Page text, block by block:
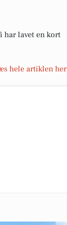
har lavet en kort
hele artiklen her